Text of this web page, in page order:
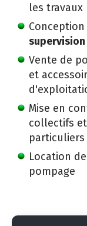
les travaux
Vente de
et
Mise en
collectifs
particuliers
Location
pompage